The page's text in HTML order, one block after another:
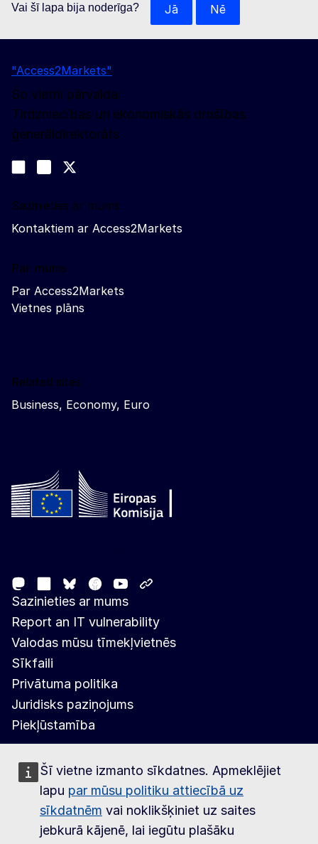
Šī vietne izmanto sīkdatnes. Apmeklējiet
lapu par mūsu politiku attiecībā uz
sīkdatnēm vai noklikšķiniet uz saites
jebkurā kājenē, lai iegūtu plašāku
Vai šī lapa bija noderīga? Jā Nē
"Access2Markets"
Šo vietni pārvalda:
Tirdzniecības un ekonomiskās drošības
ģenerāldirektorāts
Join us on LinkedIn
Trade-Off podcast
Sazinieties ar mums
Kontaktiem ar Access2Markets
Par mums
Par Access2Markets
Vietnes plāns
Related sites
Business, Economy, Euro
MastodonLinkedIn
Bluesky
Facebook
Youtube
Sazinieties ar mums
Report an IT vulnerability
Valodas mūsu tīmekļvietnēs
Sīkfaili
Privātuma politika
Juridisks paziņojums
Piekļūstamība